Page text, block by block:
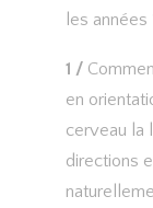
les années
1 /
en
cerveau la
directions